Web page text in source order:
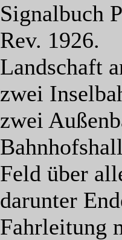
Signalbuch
Rev. 1926.
Landschaft
zwei
zwei
Feld über
darunter
Fahrleitung